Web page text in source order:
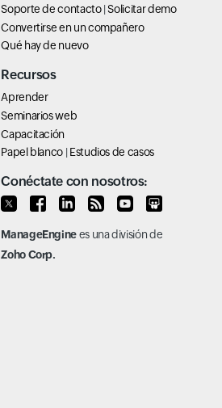
Soporte de contacto|Solicitar demo
Convertirse en un compañero
Qué hay de nuevo
Recursos
Aprender
Seminarios web
Capacitación
Papel blanco |Estudios de casos
Conéctate con nosotros:
ManageEnginees una división de
Zoho Corp.